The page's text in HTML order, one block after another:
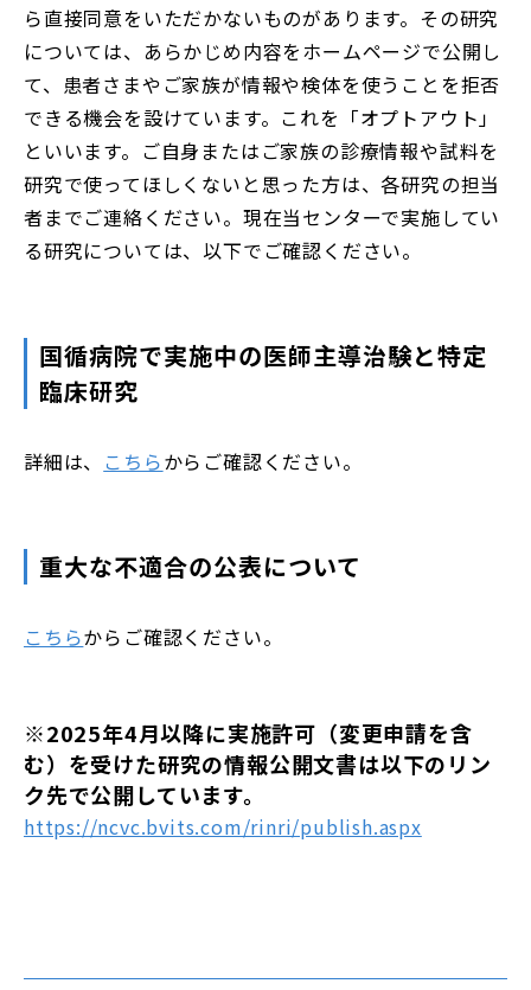
ら直接同意をいただかないものがあります。その研究
については、あらかじめ内容をホームページで公開し
て、患者さまやご家族が情報や検体を使うことを拒否
できる機会を設けています。これを「オプトアウト」
といいます。ご自身またはご家族の診療情報や試料を
研究で使ってほしくないと思った方は、各研究の担当
者までご連絡ください。現在当センターで実施してい
る研究については、以下でご確認ください。
国循病院で実施中の医師主導治験と特定
臨床研究
詳細は、 こちらからご確認ください。
重大な不適合の公表について
こちらからご確認ください。
※2025年4月以降に実施許可（変更申請を含
む）を受けた研究の情報公開文書は以下のリン
ク先で公開しています。
https://ncvc.bvits.com/rinri/publish.aspx